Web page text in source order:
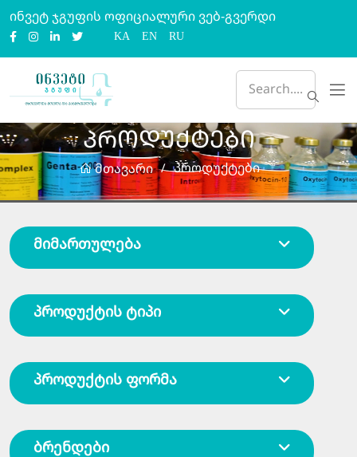
ინვეტ ჯგუფის ოფიციალური ვებ-გვერდი
KA EN RU
პროდუქტები
მთავარი / პროდუქტები
მიმართულება
პროდუქტის ტიპი
პროდუქტის ფორმა
ბრენდები